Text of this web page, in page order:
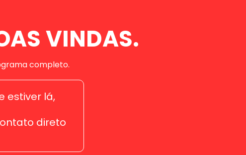
VINDAS.
completo.
estiver lá,
direto